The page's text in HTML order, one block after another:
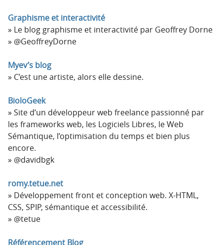
Graphisme et interactivité
Le blog graphisme et interactivité par Geoffrey Dorne
@GeoffreyDorne
Myev’s blog
C’est une artiste, alors elle dessine.
BioloGeek
Site d’un développeur web freelance passionné par
les frameworks web, les Logiciels Libres, le Web
Sémantique, l’optimisation du temps et bien plus
encore.
@davidbgk
romy.tetue.net
Développement front et conception web. X-HTML,
CSS, SPIP, sémantique et accessibilité.
@tetue
Référencement Blog